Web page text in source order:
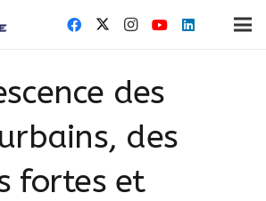
des
des
fortes et